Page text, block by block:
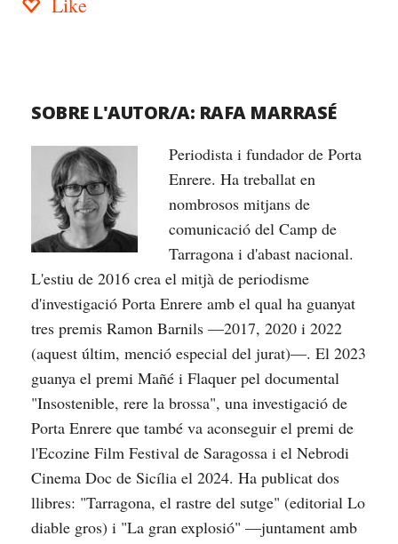
SOBRE L'AUTOR/A: RAFA MARRASÉ
Periodista i fundador de Porta
Enrere. Ha treballat en
nombrosos mitjans de
comunicació del Camp de
Tarragona i d'abast nacional.
L'estiu de 2016 crea el mitjà de periodisme
d'investigació Porta Enrere amb el qual ha guanyat
tres premis Ramon Barnils —2017, 2020 i 2022
(aquest últim, menció especial del jurat)—. El 2023
guanya el premi Mañé i Flaquer pel documental
"Insostenible, rere la brossa", una investigació de
Porta Enrere que també va aconseguir el premi de
l'Ecozine Film Festival de Saragossa i el Nebrodi
Cinema Doc de Sicília el 2024. Ha publicat dos
llibres: "Tarragona, el rastre del sutge" (editorial Lo
diable gros) i "La gran explosió" —juntament amb